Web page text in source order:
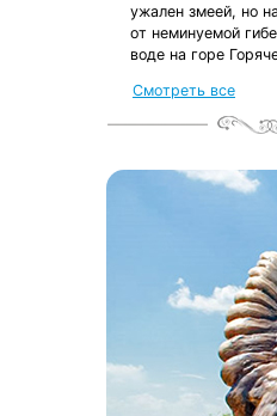
ужален змеей, но
от неминуемой
воде на горе
Смотреть все